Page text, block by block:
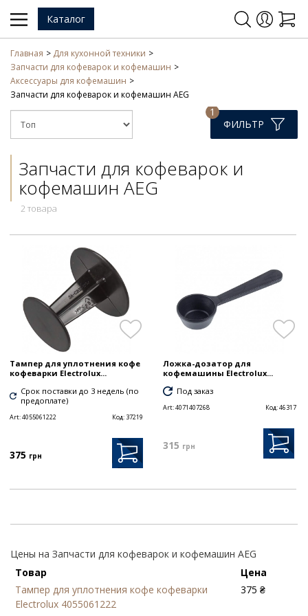
Каталог
Главная
Для кухонной техники
Запчасти для кофеварок и кофемашин
Аксессуары для кофемашин
Запчасти для кофеварок и кофемашин AEG
ФИЛЬТР
1
Запчасти для кофеварок и
кофемашин AEG
2 товара
Тампер для уплотнения кофе
кофеварки Electrolux...
Срок поставки до 3 недель (по
предоплате)
Art:4055061222 Код: 37219
375 грн
Ложка-дозатор для
кофемашины Electrolux...
Под заказ
Art:4071407268 Код:46317
315 грн
Цены на Запчасти для кофеварок и кофемашин AEG
Товар
Цена
Тампер для уплотнения кофе кофеварки
Electrolux 4055061222
375 ₴